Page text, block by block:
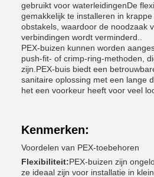
gebruikt voor waterleidingenDe
gemakkelijk te installeren in
obstakels, waardoor de noodzaak
verbindingen wordt verminderd..
PEX-buizen kunnen worden
push-fit- of crimp-ring-methoden,
zijn.PEX-buis biedt een
sanitaire oplossing met een lange
het een voorkeur heeft voor veel
Kenmerken:
Voordelen van PEX-toebehoren
Flexibiliteit:PEX-buizen zijn
ze ideaal zijn voor installatie in